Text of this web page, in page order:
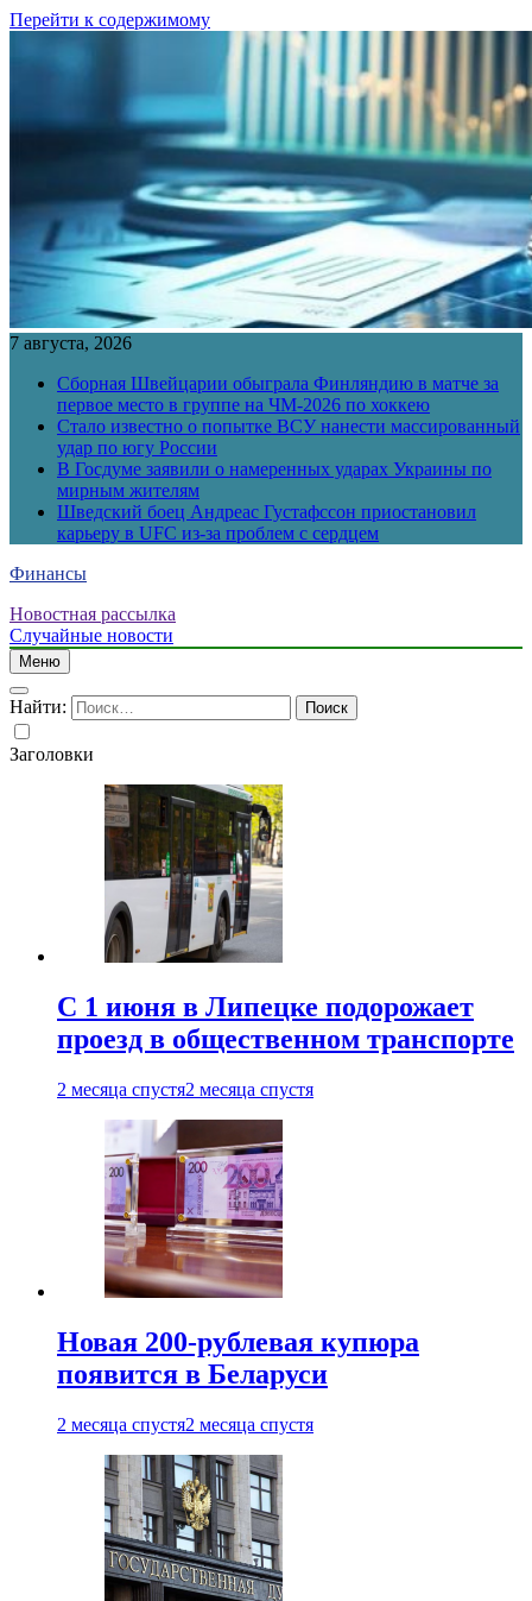
Перейти к содержимому
7 августа, 2026
Сборная Швейцарии обыграла Финляндию в матче за
первое место в группе на ЧМ-2026 по хоккею
Стало известно о попытке ВСУ нанести массированный
удар по югу России
В Госдуме заявили о намеренных ударах Украины по
мирным жителям
Шведский боец Андреас Густафссон приостановил
карьеру в UFC из-за проблем с сердцем
Финансы
Новостная рассылка
Случайные новости
Меню
Найти:
Заголовки
С 1 июня в Липецке подорожает
проезд в общественном транспорте
2 месяца спустя2 месяца спустя
Новая 200-рублевая купюра
появится в Беларуси
2 месяца спустя2 месяца спустя